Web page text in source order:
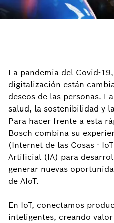
La pandemia del Covid-
digitalización están
deseos de las personas.
salud, la sostenibilidad y
Para hacer frente a esta
Bosch combina su
(Internet de las Cosas -
Artificial (IA) para
generar nuevas
de AIoT.
En IoT, conectamos
inteligentes, creando